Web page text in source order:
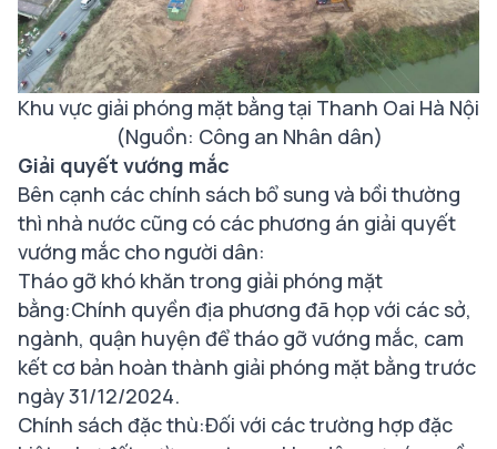
Khu vực giải phóng mặt bằng tại Thanh Oai Hà Nội
(Nguồn: Công an Nhân dân)
Giải quyết vướng mắc
Bên cạnh các chính sách bổ sung và bồi thường
thì nhà nước cũng có các phương án giải quyết
vướng mắc cho người dân:
Tháo gỡ khó khăn trong giải phóng mặt
bằng:Chính quyền địa phương đã họp với các sở,
ngành, quận huyện để tháo gỡ vướng mắc, cam
kết cơ bản hoàn thành giải phóng mặt bằng trước
ngày 31/12/2024.
Chính sách đặc thù:Đối với các trường hợp đặc